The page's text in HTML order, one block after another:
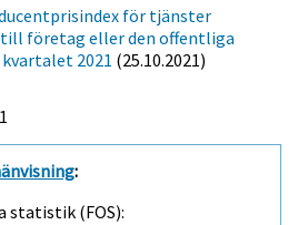
för tjänster
till företag eller den offentliga
2021 (25.10.2021)
:
statistik (FOS):